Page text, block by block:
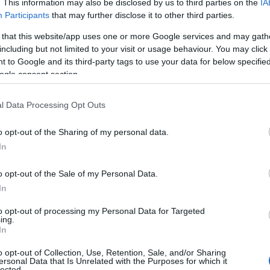
This information may also be disclosed by us to third parties on the
Participants that may further disclose it to other third parties.
that this website/app uses one or more Google services and may
but not limited to your visit or usage behaviour. You may
to Google and its third-party tags to use your data for below
consent section.
Data Processing Opt Outs
opt-out of the Sharing of my personal data.
opt-out of the Sale of my Personal Data.
opt-out of processing my Personal Data for Targeted
opt-out of Collection, Use, Retention, Sale, and/or Sharing
Data that Is Unrelated with the Purposes for which it
όλες οι πλευρές που αποτελούν την
να σημειωθεί πως, από την εφαρμογή των
ο Αλιμος, η Βουλιαγμένη, η Βούλα, η Κηφισιά, ο
σε ύψος σε ήδη υφιστάμενα κτίρια,
η απόφαση του Ανωτάτου Δικαστηρίου. Η απόφαση
Τεχνικό Επιμελητήριο Ελλάδος εκτιμά ότι η απόφαση
Ιωάννα Μάνδρου πάντως, σε σχετικό
παρέθετε εκτιμήσεις δικαστικών πηγών,
να κηρυχθεί αντισυνταγματικός, άρα να
πιθανή εκδοχή της επικείμενης απόφασης.